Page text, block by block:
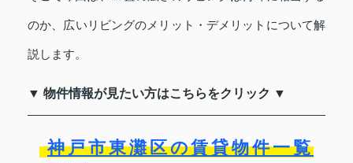
のか、広いリビングのメリット・デメリットについて解
説します。
▼ 物件情報が見たい方はこちらをクリック ▼
神戸市東灘区の賃貸物件一覧